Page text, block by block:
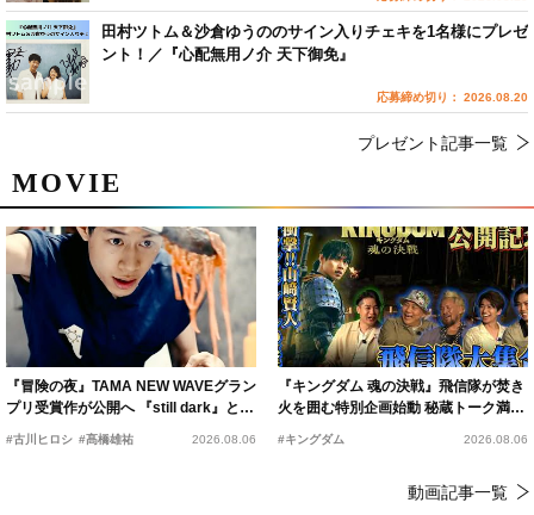
MOVIE
『冒険の夜』TAMA NEW WAVEグラン
プリ受賞作が公開へ 『still dark』と同
時上映決定
#古川ヒロシ #髙橋雄祐 2026.08.06
『キングダム 魂の決戦』飛信隊が焚き
火を囲む特別企画始動 秘蔵トーク満載
の“キングダムキャンプ”開催
#キングダム 2026.08.06
動画記事一覧
田村ツトム＆沙倉ゆうののサイン入りチェキを1名様にプレゼ
ント！／『心配無用ノ介 天下御免』
応募締め切り： 2026.08.20
プレゼント記事一覧